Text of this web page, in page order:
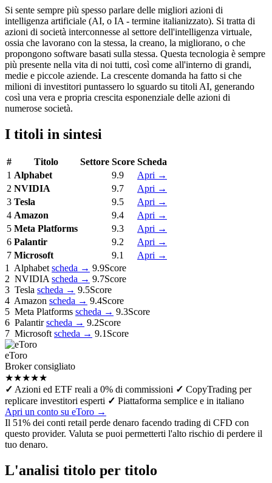
Si sente sempre più spesso parlare delle migliori azioni di
intelligenza artificiale (AI, o IA - termine italianizzato). Si tratta di
azioni di società interconnesse al settore dell'intelligenza virtuale,
ossia che lavorano con la stessa, la creano, la migliorano, o che
propongono software basati sulla stessa. Questa tecnologia è sempre
più presente nella vita di noi tutti, così come all'interno di grandi,
medie e piccole aziende. La crescente domanda ha fatto si che
milioni di investitori puntassero lo sguardo su titoli AI, generando
così una vera e propria crescita esponenziale delle azioni di
numerose società.
I titoli in sintesi
# Titolo Settore Score Scheda
1 Alphabet 9.9 Apri →
2 NVIDIA 9.7 Apri →
3 Tesla 9.5 Apri →
4 Amazon 9.4 Apri →
5 Meta Platforms 9.3 Apri →
6 Palantir 9.2 Apri →
7 Microsoft 9.1 Apri →
1
Alphabet scheda → 9.9Score
2 NVIDIA scheda → 9.7Score
3 Tesla scheda → 9.5Score
4 Amazon scheda → 9.4Score
5 Meta Platforms scheda → 9.3Score
6 Palantir scheda → 9.2Score
7 Microsoft scheda → 9.1 Score
eToro
Broker consigliato
★★★★★
✓ Azioni ed ETF reali a 0% di commissioni ✓ CopyTrading per
replicare investitori esperti ✓ Piattaforma semplice e in italiano
Apri un conto su eToro →
Il 51% dei conti retail perde denaro facendo trading di CFD con
questo provider. Valuta se puoi permetterti l'alto rischio di perdere il
tuo denaro.
L'analisi titolo per titolo